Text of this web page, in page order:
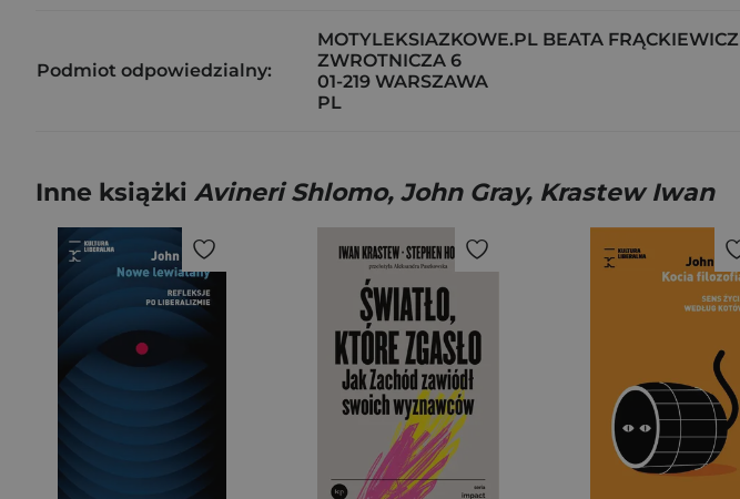
Podmiot odpowiedzialny:
MOTYLEKSIAZKOWE.PL BEATA FRĄCKIEWICZ
ZWROTNICZA 6
01-219 WARSZAWA
PL
Inne książki Avineri Shlomo, John Gray, Krastew Iwan